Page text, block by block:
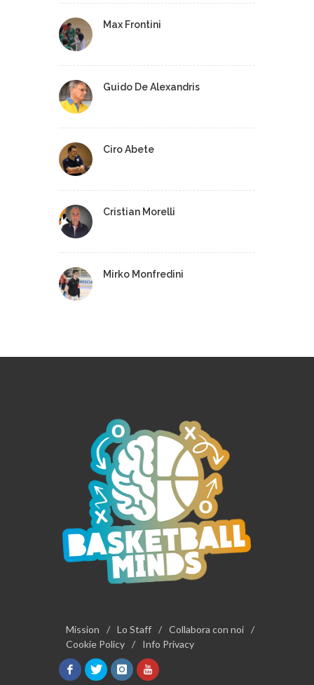
Max Frontini
Guido De Alexandris
Ciro Abete
Cristian Morelli
Mirko Monfredini
Mission / Lo Staff / Collabora con noi /
Cookie Policy / Info Privacy